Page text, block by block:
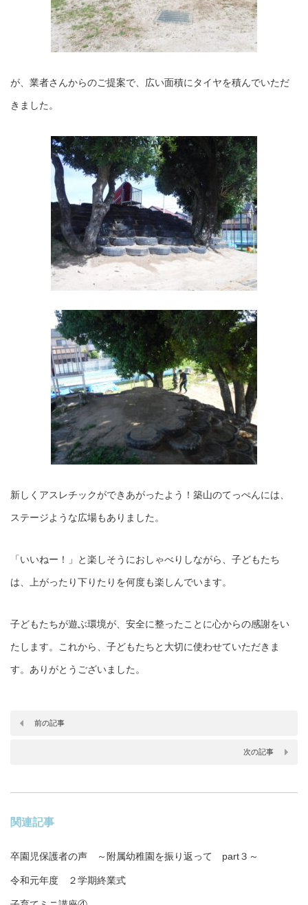
が、業者さんからのご提案で、広い面積にタイヤを積んでいただ
きました。
新しくアスレチックができあがったよう！築山のてっぺんには、
ステージような広場もありました。
「いいねー！」と楽しそうにおしゃべりしながら、子どもたち
は、上がったり下りたりを何度も楽しんでいます。
子どもたちが遊ぶ環境が、安全に整ったことに心からの感謝をい
たします。これから、子どもたちと大切に使わせていただきま
す。ありがとうございました。
前の記事
次の記事
関連記事
卒園児保護者の声 ～附属幼稚園を振り返って part３～
令和元年度 ２学期終業式